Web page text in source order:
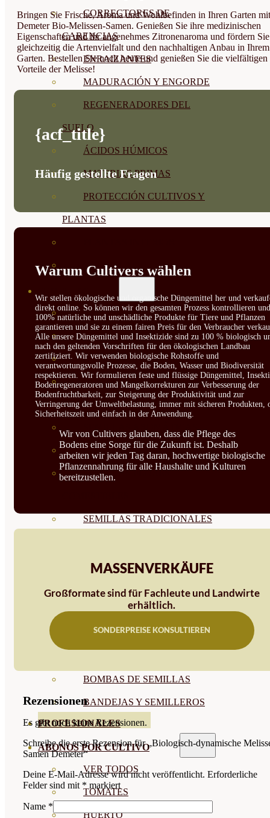
CORRECTORES DE
CARENCIAS
ENRAIZANTES
MADURACIÓN Y ENGORDE
REGENERADORES DEL
SUELO
ÁCIDOS HÚMICOS
MATERIAS PRIMAS
PROTECCIÓN CULTIVOS Y
PLANTAS
GROWPUNCH
VER TODAS
BIODINÁMICAS DEMETER
HORTALIZA FRUTO
SEMILLAS HORTALIZA DE
HOJA
SEMILLAS FLORES
SEMILLAS FLORES
SEMILLAS TRADICIONALES
SEMILLAS RAÍZ
SEMILLAS LEGUMINOSAS
MICROGREEN
CUBIERTAS VEGETALES
BOMBAS DE SEMILLAS
BANDEJAS Y SEMILLEROS
PROFESIONALES
ABONOS POR CULTIVO
VER TODOS
TOMATES
HUERTO
Bringen Sie Frische, Aroma und Wohlbefinden in Ihren Garten mit
Demeter Bio-Melissen-Samen. Genießen Sie ihre medizinischen
Eigenschaften und ihr angenehmes Zitronenaroma und fördern Sie
gleichzeitig die Artenvielfalt und den nachhaltigen Anbau in Ihrem
Garten. Bestellen Sie noch heute und genießen Sie die vielfältigen
Vorteile der Melisse!
{acf_title}
Häufig gestellte Fragen
Warum Cultivers wählen
Wir stellen ökologische und organische Düngemittel her und
direkt online. So können wir den gesamten Prozess kontrollieren und
100% natürliche und unschädliche Produkte für Tiere und Pflanzen
garantieren und sie zu einem fairen Preis für den Verbraucher
Alle unsere Düngemittel und Insektizide sind zu 100 % biologisch
nach den geltenden Vorschriften für den ökologischen Landbau
zertifiziert. Wir verwenden biologische Rohstoffe und
verantwortungsvolle Prozesse, die Boden, Wasser und Biodiversität
respektieren. Wir formulieren feste und flüssige Düngemittel,
Bodenregeneratoren und Mangelkorrekturen zur Verbesserung der
Bodenfruchtbarkeit, zur Steigerung der Produktivität und zur
Verringerung der Umweltbelastung, immer mit sicheren Produkten,
Sicherheitszeit und einfach in der Anwendung.
Wir von Cultivers glauben, dass die Pflege des
Bodens eine Sorge für die Zukunft ist. Deshalb
arbeiten wir jeden Tag daran, hochwertige biologische
Pflanzennahrung für alle Haushalte und Kulturen
bereitzustellen.
MASSENVERKÄUFE
Großformate sind für Fachleute und Landwirte
erhältlich.
SONDERPREISE KONSULTIEREN
Rezensionen
Es gibt noch keine Rezensionen.
Schreibe die erste Rezension für „Biologisch-dynamische
Samen Demeter“
Deine E-Mail-Adresse wird nicht veröffentlicht. Erforderliche
Felder sind mit * markiert
Name *